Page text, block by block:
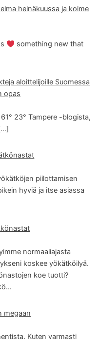
heinäkuussa ja kolme
something new that
aloittelijoille Suomessa
opas
23° Tampere -blogista,
piilottamisen
hyviä ja itse asiassa
normaaliajasta
koskee yökätköilyä.
koe tuotti?
megaan
Kuten varmasti